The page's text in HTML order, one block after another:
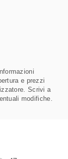
e prezzi
Scrivi a
modifiche.